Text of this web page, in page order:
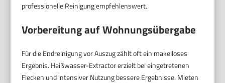
professionelle Reinigung empfehlenswert.
Vorbereitung auf Wohnungsübergabe
Für die Endreinigung vor Auszug zählt oft ein makelloses
Ergebnis. Heißwasser-Extractor erzielt bei eingetretenen
Flecken und intensiver Nutzung bessere Ergebnisse. Mieten